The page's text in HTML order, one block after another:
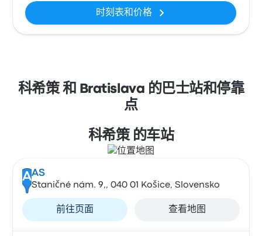
时刻表和价格
科希策 和 Bratislava 的巴士站和停靠
点
科希策 的车站
AAS
Staničné nám. 9,, 040 01 Košice, Slovensko
前往页面 查看地图